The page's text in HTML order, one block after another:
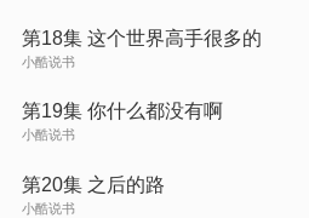
第18集 这个世界高手很多的
小酷说书
第19集 你什么都没有啊
小酷说书
第20集 之后的路
小酷说书